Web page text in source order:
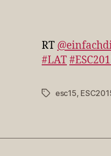
RT
#LAT
Schlagwörter
esc15,